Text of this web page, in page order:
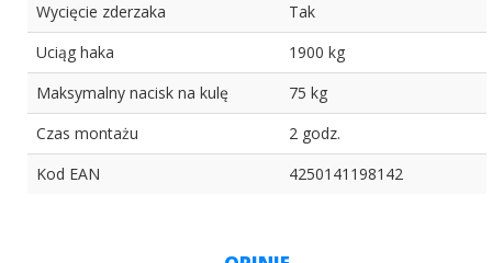
Wycięcie zderzaka
Tak
Uciąg haka
1900 kg
Maksymalny nacisk na kulę
75 kg
Czas montażu
2 godz.
Kod EAN
4250141198142